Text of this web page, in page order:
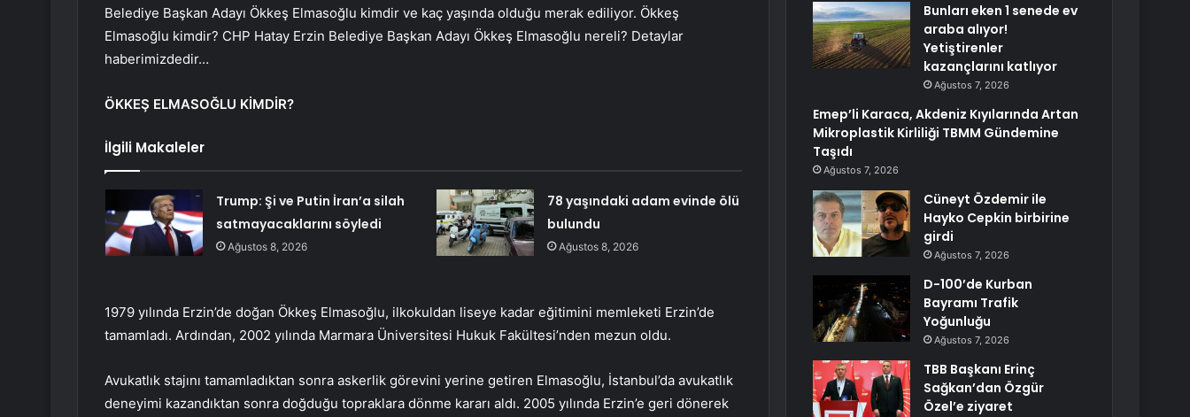
Belediye Başkan Adayı Ökkeş Elmasoğlu kimdir ve kaç yaşında olduğu merak ediliyor. Ökkeş
Elmasoğlu kimdir? CHP Hatay Erzin Belediye Başkan Adayı Ökkeş Elmasoğlu nereli? Detaylar
haberimizdedir…
ÖKKEŞ ELMASOĞLU KİMDİR?
İlgili Makaleler
Trump: Şi ve Putin İran’a silah
satmayacaklarını söyledi
Ağustos 8, 2026
78 yaşındaki adam evinde ölü
bulundu
Ağustos 8, 2026
1979 yılında Erzin’de doğan Ökkeş Elmasoğlu, ilkokuldan liseye kadar eğitimini memleketi Erzin’de
tamamladı. Ardından, 2002 yılında Marmara Üniversitesi Hukuk Fakültesi’nden mezun oldu.
Avukatlık stajını tamamladıktan sonra askerlik görevini yerine getiren Elmasoğlu, İstanbul’da avukatlık
deneyimi kazandıktan sonra doğduğu topraklara dönme kararı aldı. 2005 yılında Erzin’e geri dönerek
Bunları eken 1 senede ev
araba alıyor!
Yetiştirenler
kazançlarını katlıyor
Ağustos 7, 2026
Emep’li Karaca, Akdeniz Kıyılarında Artan
Mikroplastik Kirliliği TBMM Gündemine
Taşıdı
Ağustos 7, 2026
Cüneyt Özdemir ile
Hayko Cepkin birbirine
girdi
Ağustos 7, 2026
D-100’de Kurban
Bayramı Trafik
Yoğunluğu
Ağustos 7, 2026
TBB Başkanı Erinç
Sağkan’dan Özgür
Özel’e ziyaret